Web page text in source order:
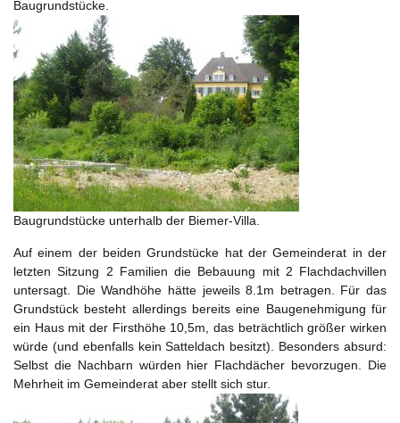
Baugrundstücke.
Baugrundstücke unterhalb der Biemer-Villa.
Auf einem der beiden Grundstücke hat der Gemeinderat in der
letzten Sitzung 2 Familien die Bebauung mit 2 Flachdachvillen
untersagt. Die Wandhöhe hätte jeweils 8.1m betragen. Für das
Grundstück besteht allerdings bereits eine Baugenehmigung für
ein Haus mit der Firsthöhe 10,5m, das beträchtlich größer wirken
würde (und ebenfalls kein Satteldach besitzt). Besonders absurd:
Selbst die Nachbarn würden hier Flachdächer bevorzugen. Die
Mehrheit im Gemeinderat aber stellt sich stur.